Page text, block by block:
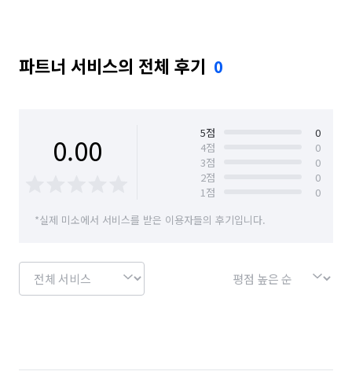
파트너 서비스의 전체 후기 0
0.00 5점
0
4점
0
3점
0
2점
0
1점
0
*실제 미소에서 서비스를 받은 이용자들의 후기입니다.